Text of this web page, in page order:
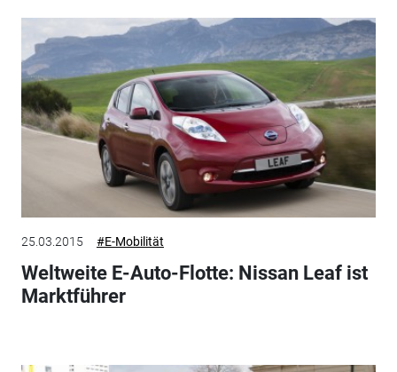
25.03.2015 #E-Mobilität
Weltweite E-Auto-Flotte: Nissan Leaf ist
Marktführer